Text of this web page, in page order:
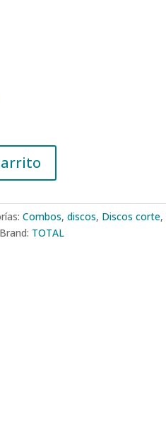
Combos, discos, Discos corte,
Brand: TOTAL